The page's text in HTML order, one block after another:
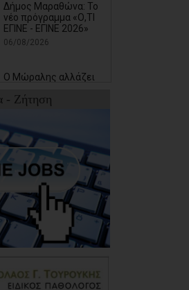
Δήμος Μαραθώνα: Το
νέο πρόγραμμα «Ο,ΤΙ
ΕΓΙΝΕ - ΕΓΙΝΕ 2026»
06/08/2026
Ο Μώραλης αλλάζει
Πειραιά
Οι μηνύσεις που
φέρνουν σε δύσκολη
θέση αιρετό των
νοτίων προαστίων
06/08/2026
Τίγκα στα ξερά χόρτα
ο Διόνυσος, «άφαντη»
η Δημοτική Αρχή
- Ζήτηση